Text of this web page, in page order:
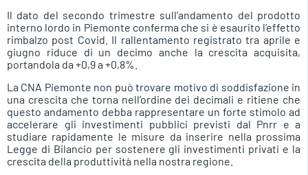
Il dato del secondo trimestre sull’andamento del prodotto
interno lordo in Piemonte conferma che si è esaurito l’effetto
rimbalzo post Covid. Il rallentamento registrato tra aprile e
giugno riduce di un decimo anche la crescita acquisita,
portandola da +0,9 a +0,8%.
La CNA Piemonte non può trovare motivo di soddisfazione in
una crescita che torna nell’ordine dei decimali e ritiene che
questo andamento debba rappresentare un forte stimolo ad
accelerare gli investimenti pubblici previsti dal Pnrr e a
studiare rapidamente le misure da inserire nella prossima
Legge di Bilancio per sostenere gli investimenti privati e la
crescita della produttività nella nostra regione.